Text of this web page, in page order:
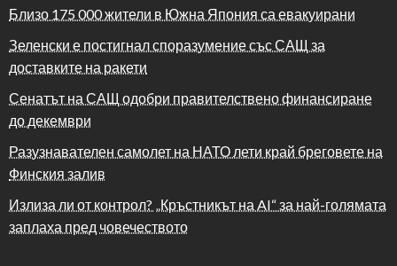
Близо 175 000 жители в Южна Япония са евакуирани
Зеленски е постигнал споразумение със САЩ за
доставките на ракети
Сенатът на САЩ одобри правителствено финансиране
до декември
Разузнавателен самолет на НАТО лети край бреговете на
Финския залив
Излиза ли от контрол? „Кръстникът на AI“ за най-голямата
заплаха пред човечеството